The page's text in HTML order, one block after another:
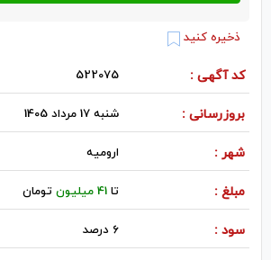
ذخیره کنید
کد آگهی : 522075
بروزرسانی : شنبه 17 مرداد 1405
شهر : اروميه
مبلغ : تا41 میلیون تومان
سود : 6 درصد